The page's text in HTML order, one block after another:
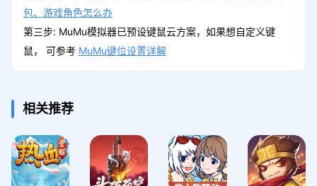
包、游戏角色怎么办
第三步: MuMu模拟器已预设键鼠云方案，如果想自定义键
鼠， 可参考 MuMu键位设置详解
相关推荐